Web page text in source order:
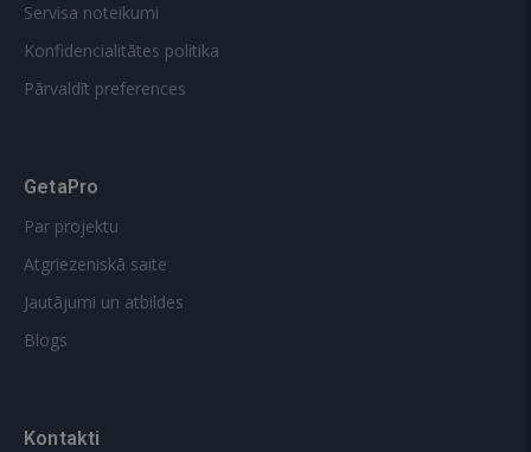
Servisa noteikumi
Konfidencialitātes politika
Pārvaldīt preferences
GetaPro
Par projektu
Atgriezeniskā saite
Jautājumi un atbildes
Blogs
Kontakti